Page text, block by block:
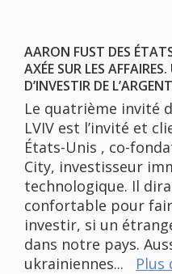
AARON FUST DES
AXÉE SUR LES
D’INVESTIR DE
Le quatrième invité
LVIV est l’invité et
États-Unis , co-
City, investisseur
technologique. Il
confortable pour
investir, si un
dans notre pays.
ukrainiennes...
Plus